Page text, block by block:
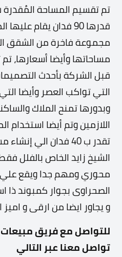
قدرها 90 فدان يقام
مجموعة فاخرة من الشقق
مساحاتها وأيضا أسعارها،
قبل الشركة بأحدث
التي تواكب العصر وأيضا
وبدورها تمنح الملاك
اللازمين وتم أيضا استخدام
تقدر ب 40 فدان الي
الشيخ زايد الخاص بالفلل
محوري ومهم جدا ويقع
الصحراوى بجوار كمبوند
و يجاور ايضا من ارقى و
للتواصل مع فريق
تواصل معنا عبر التالي